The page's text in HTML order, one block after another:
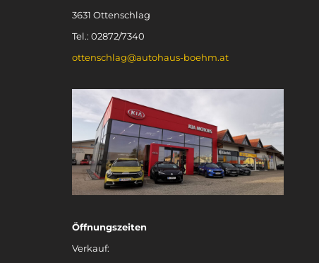
3631 Ottenschlag
Tel.: 02872/7340
ottenschlag@autohaus-boehm.at
Öffnungszeiten
Verkauf: